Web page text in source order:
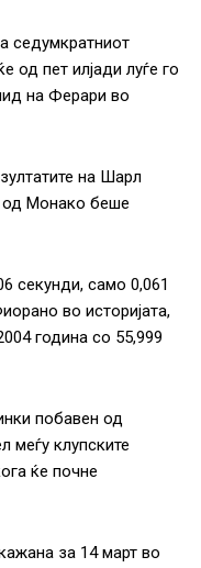
седумкратниот
од пет илјади луѓе го
на Ферари во
на Шарл
од Монако беше
секунди, само 0,061
во историјата,
година со 55,999
побавен од
меѓу клупските
ќе почне
за 14 март во